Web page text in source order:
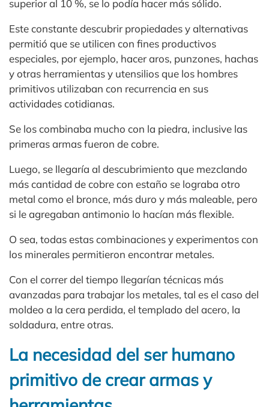
superior al 10 %, se lo podía hacer más sólido.
Este constante descubrir propiedades y alternativas
permitió que se utilicen con fines productivos
especiales, por ejemplo, hacer aros, punzones, hachas
y otras herramientas y utensilios que los hombres
primitivos utilizaban con recurrencia en sus
actividades cotidianas.
Se los combinaba mucho con la piedra, inclusive las
primeras armas fueron de cobre.
Luego, se llegaría al descubrimiento que mezclando
más cantidad de cobre con estaño se lograba otro
metal como el bronce, más duro y más maleable, pero
si le agregaban antimonio lo hacían más flexible.
O sea, todas estas combinaciones y experimentos con
los minerales permitieron encontrar metales.
Con el correr del tiempo llegarían técnicas más
avanzadas para trabajar los metales, tal es el caso del
moldeo a la cera perdida, el templado del acero, la
soldadura, entre otras.
La necesidad del ser humano
primitivo de crear armas y